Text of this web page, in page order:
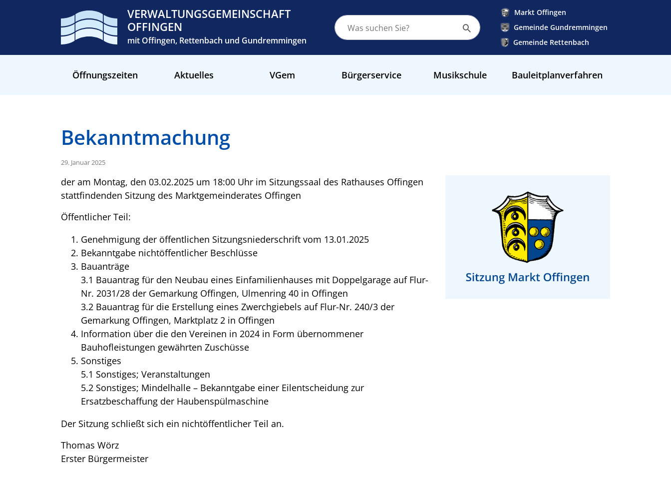
VERWALTUNGSGEMEINSCHAFT
OFFINGEN
mit Offingen, Rettenbach und Gundremmingen
Markt Offingen
Gemeinde Gundremmingen
Gemeinde Rettenbach
Öffnungszeiten Aktuelles VGem Bürgerservice Musikschule Bauleitplanverfahren
Bekanntmachung
29. Januar 2025
der am Montag, den 03.02.2025 um 18:00 Uhr im Sitzungssaal des Rathauses Offingen
stattfindenden Sitzung des Marktgemeinderates Offingen
Öffentlicher Teil:
Genehmigung der öffentlichen Sitzungsniederschrift vom 13.01.2025
Bekanntgabe nichtöffentlicher Beschlüsse
Bauanträge
3.1 Bauantrag für den Neubau eines Einfamilienhauses mit Doppelgarage auf Flur-
Nr. 2031/28 der Gemarkung Offingen, Ulmenring 40 in Offingen
3.2 Bauantrag für die Erstellung eines Zwerchgiebels auf Flur-Nr. 240/3 der
Gemarkung Offingen, Marktplatz 2 in Offingen
Information über die den Vereinen in 2024 in Form übernommener
Bauhofleistungen gewährten Zuschüsse
Sonstiges
5.1 Sonstiges; Veranstaltungen
5.2 Sonstiges; Mindelhalle – Bekanntgabe einer Eilentscheidung zur
Ersatzbeschaffung der Haubenspülmaschine
Der Sitzung schließt sich ein nichtöffentlicher Teil an.
Thomas Wörz
Erster Bürgermeister